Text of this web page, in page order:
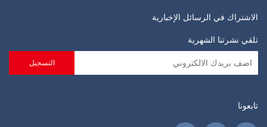
الاشتراك في الرسائل الإخبارية
تلقي نشرتنا الشهرية
تابعونا